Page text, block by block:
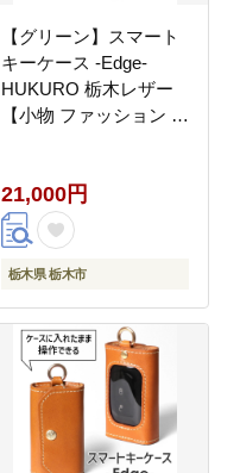
【グリーン】スマート
キーケース -Edge-
HUKURO 栃木レザー
【小物 ファッション 人
21,000円
栃木県 栃木市